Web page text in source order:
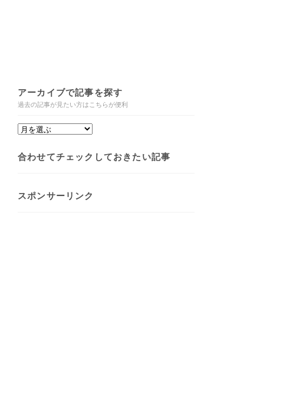
アーカイブで記事を探す
過去の記事が見たい方はこちらが便利
合わせてチェックしておきたい記事
スポンサーリンク